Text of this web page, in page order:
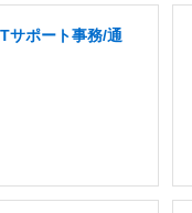
サポート事務/通